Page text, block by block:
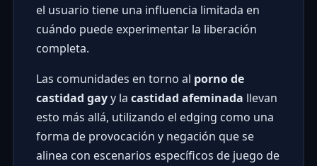
el usuario tiene una influencia limitada en
cuándo puede experimentar la liberación
completa.
Las comunidades en torno al porno de
castidad gayy la castidad afeminada llevan
esto más allá, utilizando el edging como una
forma de provocación y negación que se
alinea con escenarios específicos de juego de